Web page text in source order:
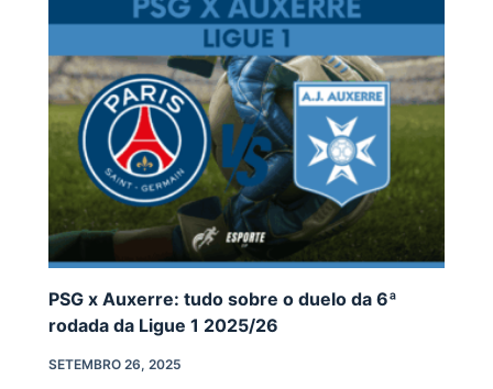
PSG x Auxerre: tudo sobre o duelo da 6ª
rodada da Ligue 1 2025/26
SETEMBRO 26, 2025